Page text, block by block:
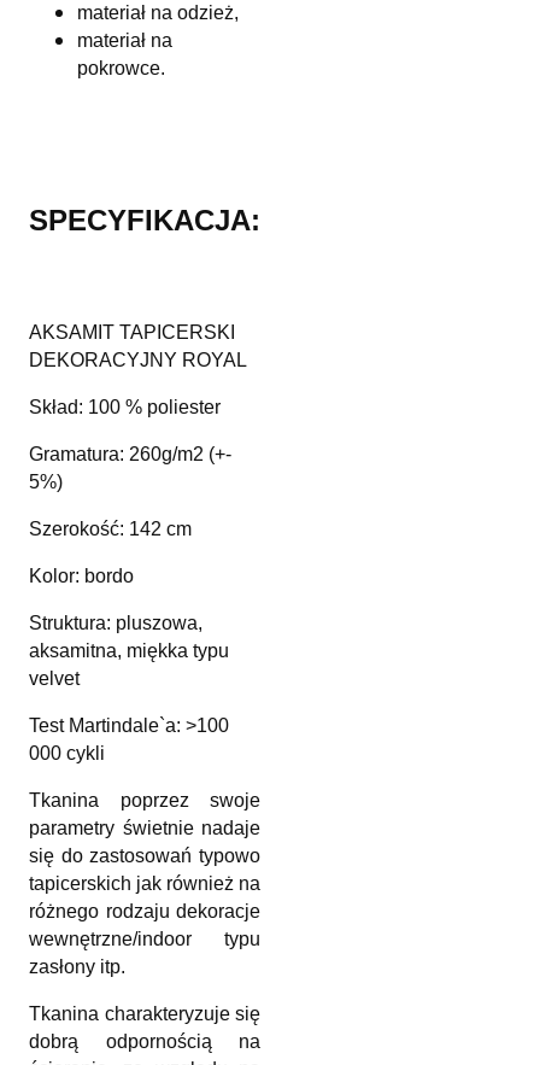
materiał na odzież,
materiał na
pokrowce.
SPECYFIKACJA:
AKSAMIT TAPICERSKI
DEKORACYJNY ROYAL
Skład: 100 % poliester
Gramatura: 260g/m2 (+-
5%)
Szerokość: 142 cm
Kolor: bordo
Struktura: pluszowa,
aksamitna, miękka typu
velvet
Test Martindale`a: >100
000 cykli
Tkanina poprzez swoje
parametry świetnie nadaje
się do zastosowań typowo
tapicerskich jak również na
różnego rodzaju dekoracje
wewnętrzne/indoor typu
zasłony itp.
Tkanina charakteryzuje się
dobrą odpornością na